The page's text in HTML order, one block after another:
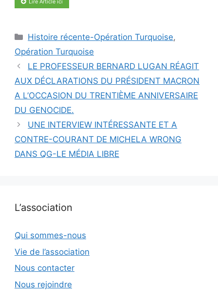
Lire Article ici
Catégories
Histoire récente-Opération Turquoise,
Opération Turquoise
LE PROFESSEUR BERNARD LUGAN RÉAGIT
AUX DÉCLARATIONS DU PRÉSIDENT MACRON
A L’OCCASION DU TRENTIÈME ANNIVERSAIRE
DU GENOCIDE.
UNE INTERVIEW INTÉRESSANTE ET A
CONTRE-COURANT DE MICHELA WRONG
DANS QG-LE MÉDIA LIBRE
L’association
Qui sommes-nous
Vie de l’association
Nous contacter
Nous rejoindre